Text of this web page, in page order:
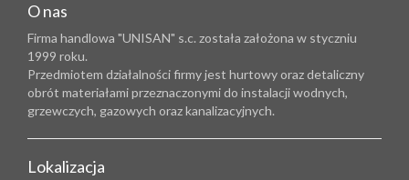
O nas
Firma handlowa "UNISAN" s.c. została założona w styczniu
1999 roku.
Przedmiotem działalności firmy jest hurtowy oraz detaliczny
obrót materiałami przeznaczonymi do instalacji wodnych,
grzewczych, gazowych oraz kanalizacyjnych.
Lokalizacja